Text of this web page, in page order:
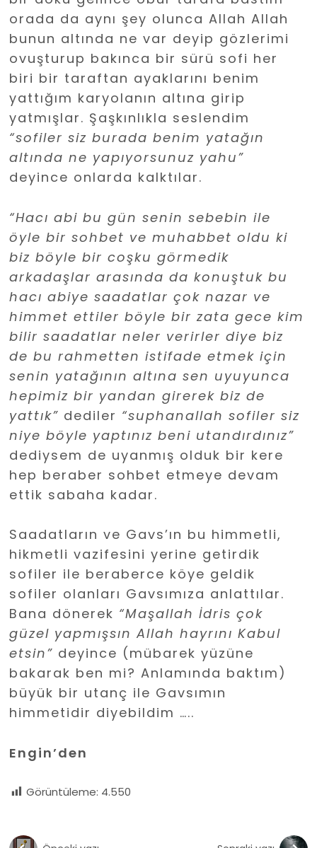
orada da aynı şey olunca Allah Allah
bunun altında ne var deyip gözlerimi
ovuşturup bakınca bir sürü sofi her
biri bir taraftan ayaklarını benim
yattığım karyolanın altına girip
yatmışlar. Şaşkınlıkla seslendim
“sofiler siz burada benim yatağın
altında ne yapıyorsunuz yahu”
deyince onlarda kalktılar.
“Hacı abi bu gün senin sebebin ile
öyle bir sohbet ve muhabbet oldu ki
biz böyle bir coşku görmedik
arkadaşlar arasında da konuştuk bu
hacı abiye saadatlar çok nazar ve
himmet ettiler böyle bir zata gece kim
bilir saadatlar neler verirler diye biz
de bu rahmetten istifade etmek için
senin yatağının altına sen uyuyunca
hepimiz bir yandan girerek biz de
yattık” dediler “suphanallah sofiler siz
niye böyle yaptınız beni utandırdınız”
dediysem de uyanmış olduk bir kere
hep beraber sohbet etmeye devam
ettik sabaha kadar.
Saadatların ve Gavs’ın bu himmetli,
hikmetli vazifesini yerine getirdik
sofiler ile beraberce köye geldik
sofiler olanları Gavsımıza anlattılar.
Bana dönerek “Maşallah İdris çok
güzel yapmışsın Allah hayrını Kabul
etsin” deyince (mübarek yüzüne
bakarak ben mi? Anlamında baktım)
büyük bir utanç ile Gavsımın
himmetidir diyebildim …..
Engin’den
Görüntüleme: 4.550